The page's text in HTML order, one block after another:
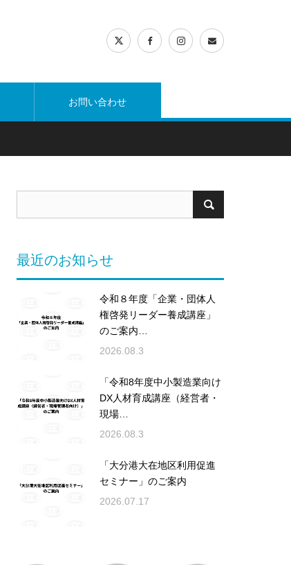
お問い合わせ
最近のお知らせ
令和８年度「企業・団体人
権啓発リーダー養成講座」
のご案内…
2026.08.3
「令和8年度中小製造業向け
DX人材育成講座（経営者・
現場…
2026.08.3
「大分港大在地区利用促進
セミナー」のご案内
2026.07.17